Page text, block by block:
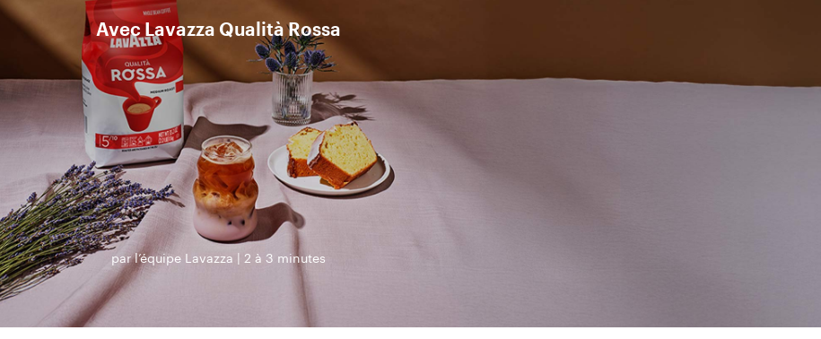
Avec Lavazza Qualità Rossa
par l’équipe Lavazza 2 à 3 minutes